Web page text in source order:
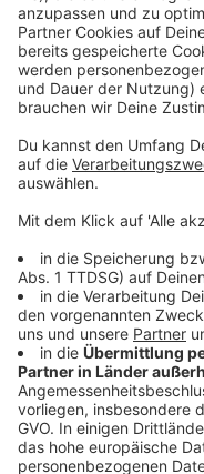
Einblicke in
Detaillierte
Besuchszeiten gibt
Stadt Münster.
Weiterer Lesestoff:
Infos zum Tag
muenster.de
Amt für
muenster.de/
Beispiele für
Wohnen:
Anzeige